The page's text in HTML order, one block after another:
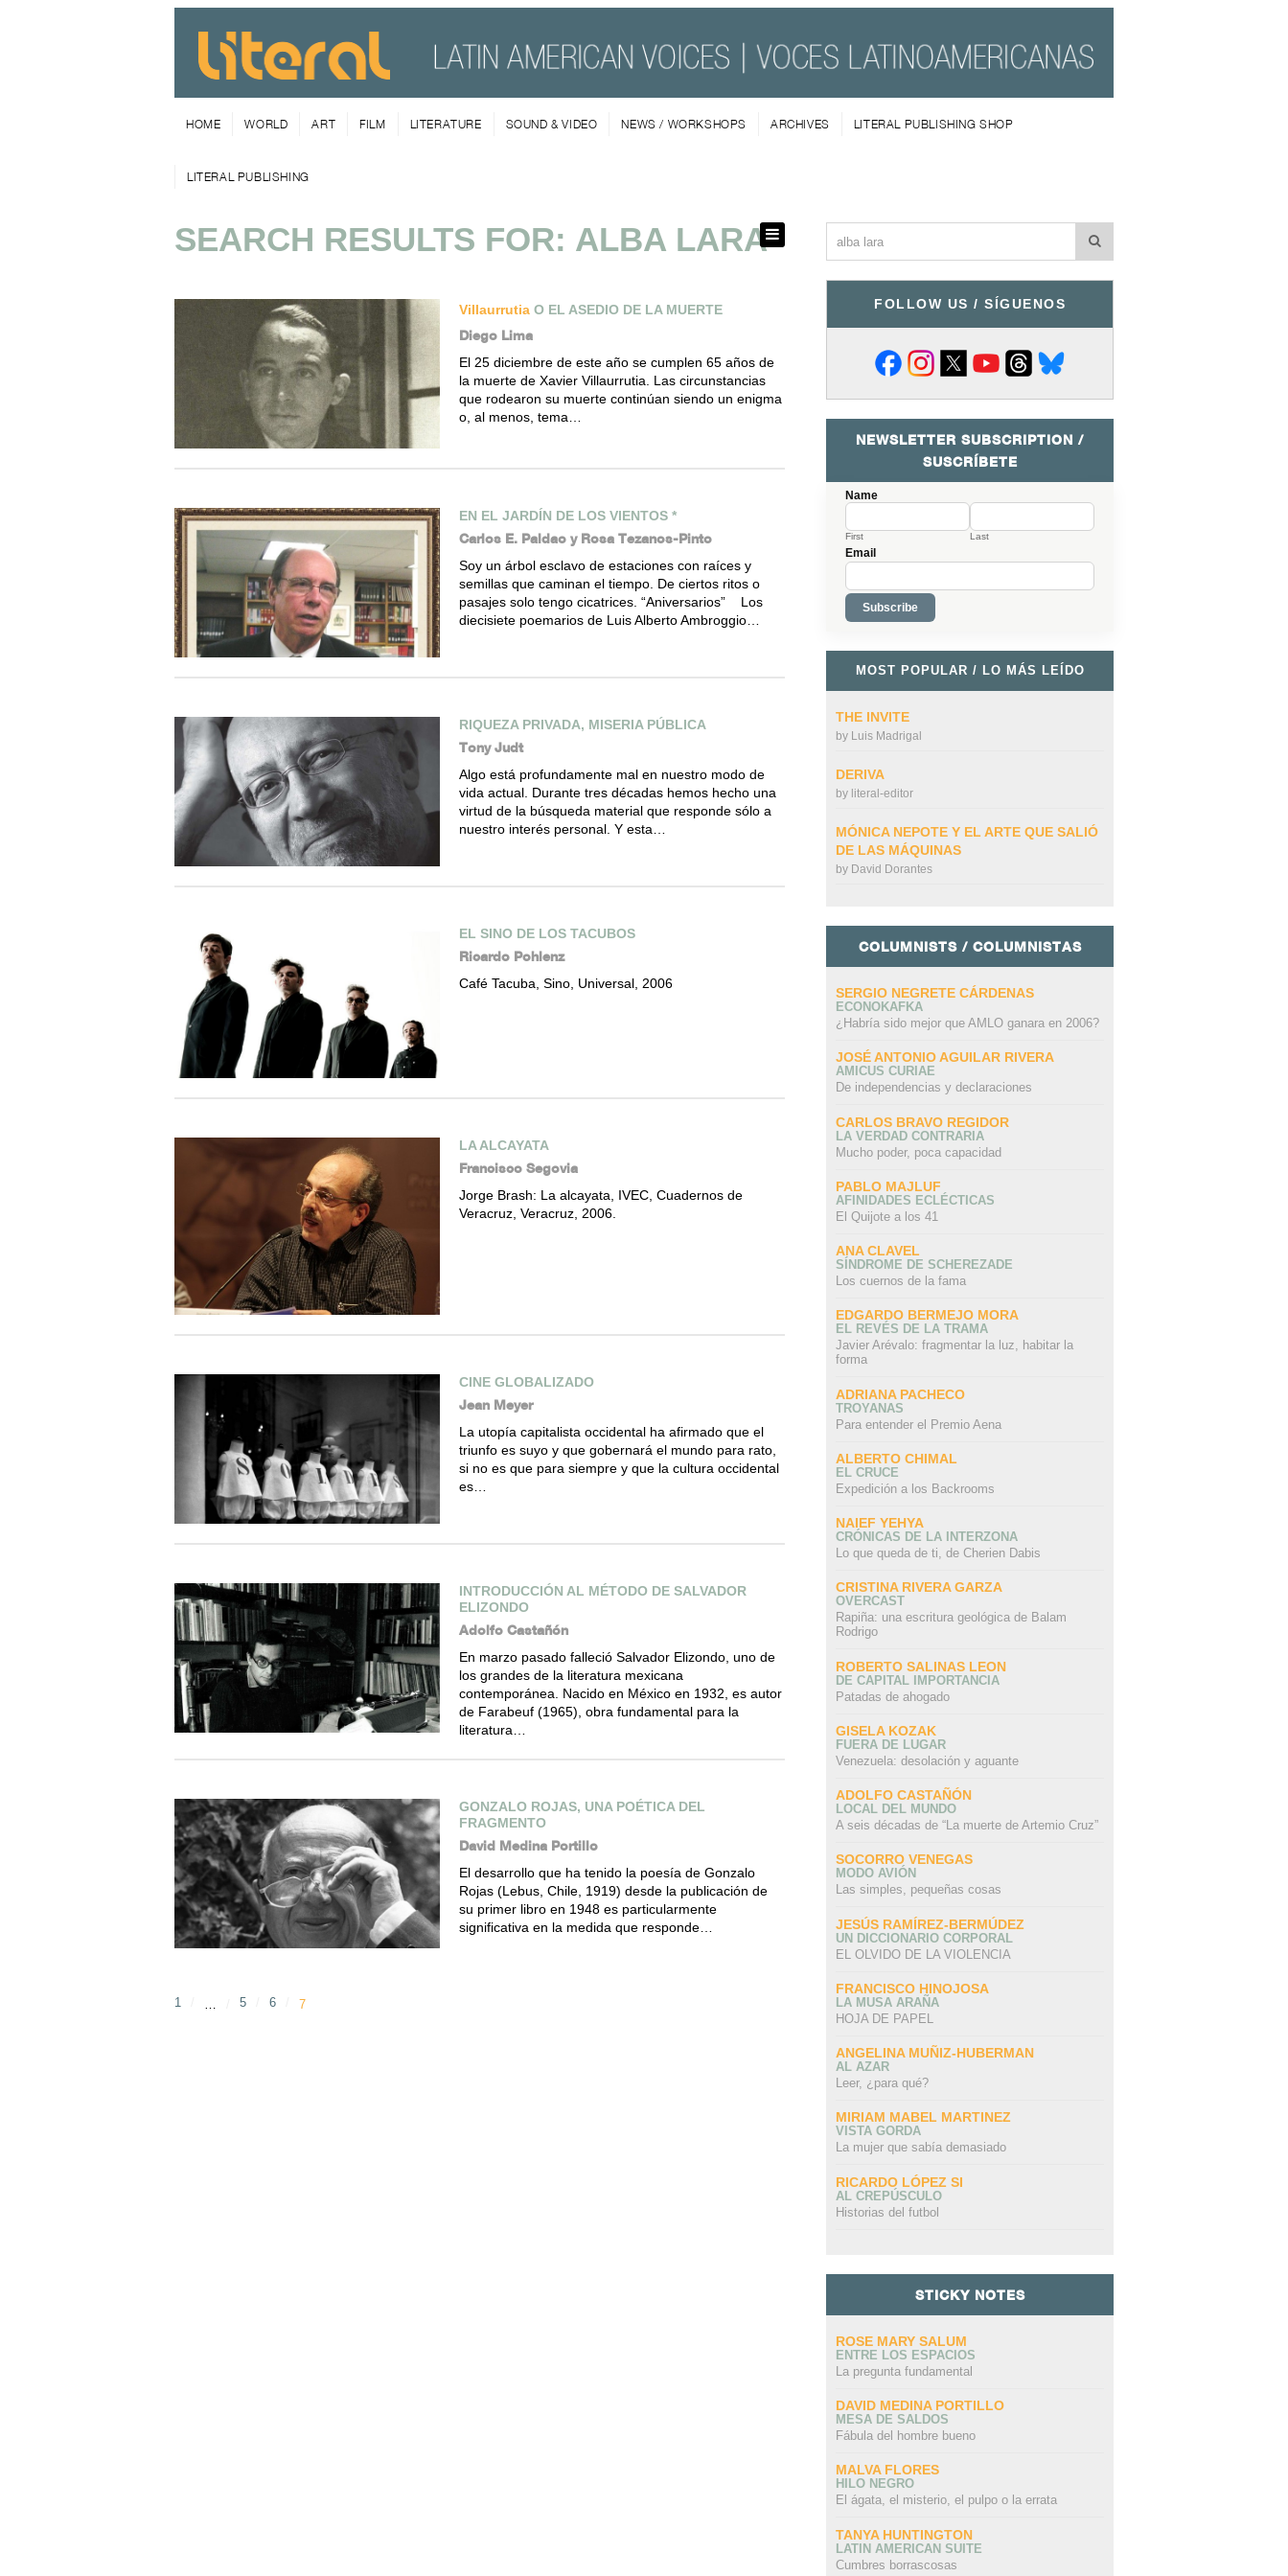
HOME WORLD ART FILM LITERATURE SOUND & VIDEO NEWS / WORKSHOPS ARCHIVES LITERAL PUBLISHING SHOP
LITERAL PUBLISHING
SEARCH RESULTS FOR: ALBA LARA
VillaurrutiaO EL ASEDIO DE LA MUERTE
Diego Lima
El 25 diciembre de este año se cumplen 65 años de
la muerte de Xavier Villaurrutia. Las circunstancias
que rodearon su muerte continúan siendo un enigma
o, al menos, tema…
EN EL JARDÍN DE LOS VIENTOS *
Carlos E. Paldao y Rosa Tezanos-Pinto
Soy un árbol esclavo de estaciones con raíces y
semillas que caminan el tiempo. De ciertos ritos o
pasajes solo tengo cicatrices. “Aniversarios” Los
diecisiete poemarios de Luis Alberto Ambroggio…
RIQUEZA PRIVADA, MISERIA PÚBLICA
Tony Judt
Algo está profundamente mal en nuestro modo de
vida actual. Durante tres décadas hemos hecho una
virtud de la búsqueda material que responde sólo a
nuestro interés personal. Y esta…
EL SINO DE LOS TACUBOS
Ricardo Pohlenz
Café Tacuba, Sino, Universal, 2006
LA ALCAYATA
Francisco Segovia
Jorge Brash: La alcayata, IVEC, Cuadernos de
Veracruz, Veracruz, 2006.
CINE GLOBALIZADO
Jean Meyer
La utopía capitalista occidental ha afirmado que el
triunfo es suyo y que gobernará el mundo para rato,
si no es que para siempre y que la cultura occidental
es…
INTRODUCCIÓN AL MÉTODO DE SALVADOR
ELIZONDO
Adolfo Castañón
En marzo pasado falleció Salvador Elizondo, uno de
los grandes de la literatura mexicana
contemporánea. Nacido en México en 1932, es autor
de Farabeuf (1965), obra fundamental para la
literatura…
GONZALO ROJAS, UNA POÉTICA DEL
FRAGMENTO
David Medina Portillo
El desarrollo que ha tenido la poesía de Gonzalo
Rojas (Lebus, Chile, 1919) desde la publicación de
su primer libro en 1948 es particularmente
significativa en la medida que responde…
1 … 5 6 7
FOLLOW US / SÍGUENOS
NEWSLETTER SUBSCRIPTION /
SUSCRÍBETE
Name
First Last
Email
MOST POPULAR / LO MÁS LEÍDO
THE INVITE
by Luis Madrigal
DERIVA
by literal-editor
MÓNICA NEPOTE Y EL ARTE QUE SALIÓ
DE LAS MÁQUINAS
by David Dorantes
COLUMNISTS / COLUMNISTAS
SERGIO NEGRETE CÁRDENAS
ECONOKAFKA
¿Habría sido mejor que AMLO ganara en 2006?
JOSÉ ANTONIO AGUILAR RIVERA
AMICUS CURIAE
De independencias y declaraciones
CARLOS BRAVO REGIDOR
LA VERDAD CONTRARIA
Mucho poder, poca capacidad
PABLO MAJLUF
AFINIDADES ECLÉCTICAS
El Quijote a los 41
ANA CLAVEL
SÍNDROME DE SCHEREZADE
Los cuernos de la fama
EDGARDO BERMEJO MORA
EL REVÉS DE LA TRAMA
Javier Arévalo: fragmentar la luz, habitar la
forma
ADRIANA PACHECO
TROYANAS
Para entender el Premio Aena
ALBERTO CHIMAL
EL CRUCE
Expedición a los Backrooms
NAIEF YEHYA
CRÓNICAS DE LA INTERZONA
Lo que queda de ti, de Cherien Dabis
CRISTINA RIVERA GARZA
OVERCAST
Rapiña: una escritura geológica de Balam
Rodrigo
ROBERTO SALINAS LEON
DE CAPITAL IMPORTANCIA
Patadas de ahogado
GISELA KOZAK
FUERA DE LUGAR
Venezuela: desolación y aguante
ADOLFO CASTAÑÓN
LOCAL DEL MUNDO
A seis décadas de “La muerte de Artemio Cruz”
SOCORRO VENEGAS
MODO AVIÓN
Las simples, pequeñas cosas
JESÚS RAMÍREZ-BERMÚDEZ
UN DICCIONARIO CORPORAL
EL OLVIDO DE LA VIOLENCIA
FRANCISCO HINOJOSA
LA MUSA ARAÑA
HOJA DE PAPEL
ANGELINA MUÑIZ-HUBERMAN
AL AZAR
Leer, ¿para qué?
MIRIAM MABEL MARTINEZ
VISTA GORDA
La mujer que sabía demasiado
RICARDO LÓPEZ SI
AL CREPÚSCULO
Historias del futbol
STICKY NOTES
ROSE MARY SALUM
ENTRE LOS ESPACIOS
La pregunta fundamental
DAVID MEDINA PORTILLO
MESA DE SALDOS
Fábula del hombre bueno
MALVA FLORES
HILO NEGRO
El ágata, el misterio, el pulpo o la errata
TANYA HUNTINGTON
LATIN AMERICAN SUITE
Cumbres borrascosas